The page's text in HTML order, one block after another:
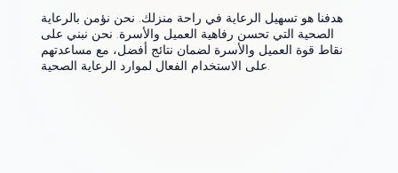
هدفنا هو تسهيل الرعاية في راحة منزلك. نحن نؤمن بالرعاية
الصحية التي تحسن رفاهية العميل والأسرة. نحن نبني على
نقاط قوة العميل والأسرة لضمان نتائج أفضل، مع مساعدتهم
على الاستخدام الفعال لموارد الرعاية الصحية.